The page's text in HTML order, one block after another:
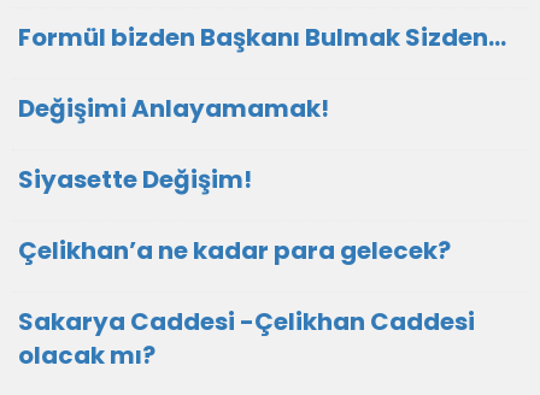
Formül bizden Başkanı Bulmak Sizden…
Değişimi Anlayamamak!
Siyasette Değişim!
Çelikhan’a ne kadar para gelecek?
Sakarya Caddesi -Çelikhan Caddesi
olacak mı?